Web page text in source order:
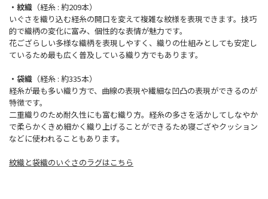
・紋織 （経糸 : 約209本）
いぐさを織り込む経糸の開口を変えて複雑な紋様を表現できます。技巧
的で織柄の変化に富み、個性的な表情が魅力です。
花ござらしい多様な織柄を表現しやすく、織りの仕組みとしても安定し
ているため最も広く普及している織り方でもあります。
・袋織 （経糸 : 約335本）
経糸が最も多い織り方で、曲線の表現や繊細な凹凸の表現ができるのが
特徴です。
二重織りのため耐久性にも富む織り方。経糸の多さを活かしてしなやか
で柔らかくきめ細かく織り上げることができるため寝ござやクッション
などに使われることもあります。
紋織と袋織のいぐさのラグはこちら